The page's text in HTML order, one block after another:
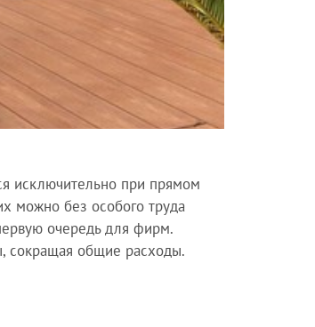
исключительно при прямом
можно без особого труда
очередь для фирм.
сокращая общие расходы.